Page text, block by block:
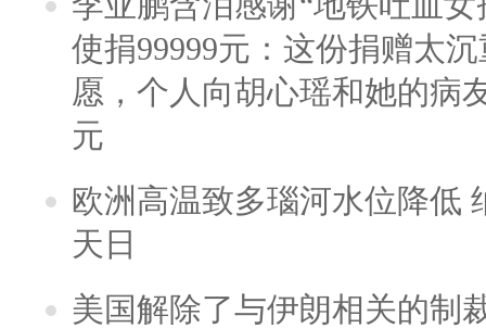
使捐99999元：这份捐赠太
愿，个人向胡心瑶和她的病
元
欧洲高温致多瑙河水位降低
天日
美国解除了与伊朗相关的制